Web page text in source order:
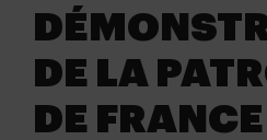
DE LA
DE FRANCE